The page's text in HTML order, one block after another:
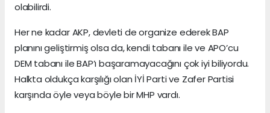
olabilirdi.
Her ne kadar AKP, devleti de organize ederek BAP
planını geliştirmiş olsa da, kendi tabanı ile ve APO’cu
DEM tabanı ile BAP’ı başaramayacağını çok iyi biliyordu.
Halkta oldukça karşılığı olan İYİ Parti ve Zafer Partisi
karşında öyle veya böyle bir MHP vardı.